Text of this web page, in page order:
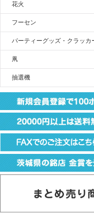
花火
フーセン
パーティーグッズ・クラッカ
凧
抽選機